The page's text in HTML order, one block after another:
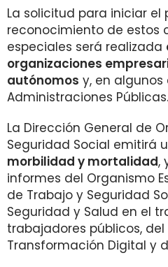
La solicitud para iniciar el
reconocimiento de estos
especiales será realizada
organizaciones
autónomos y, en algunos
Administraciones Públicas.
La Dirección General de
Seguridad Social emitirá
morbilidad y mortalidad,
informes del Organismo
de Trabajo y Seguridad
Seguridad y Salud en el
trabajadores públicos,
Transformación Digital y